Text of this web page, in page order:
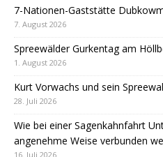
7-Nationen-Gaststätte
7. August 2026
Spreewälder Gurkentag am
1. August 2026
Kurt Vorwachs und sein
28. Juli 2026
Wie bei einer Sagenkahnfahrt
angenehme Weise verbunden
16. Juli 2026